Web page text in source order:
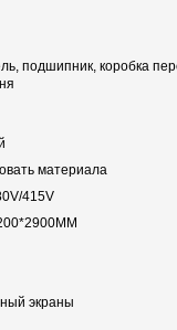
подшипник, коробка
материала
415V
экраны